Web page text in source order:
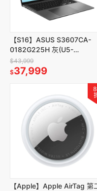
【S16】ASUS S3607CA-
0182G225H 灰(U5-
225H/16/16G/512G/W11)
$43,999
$37,999
【Apple】Apple AirTag 第